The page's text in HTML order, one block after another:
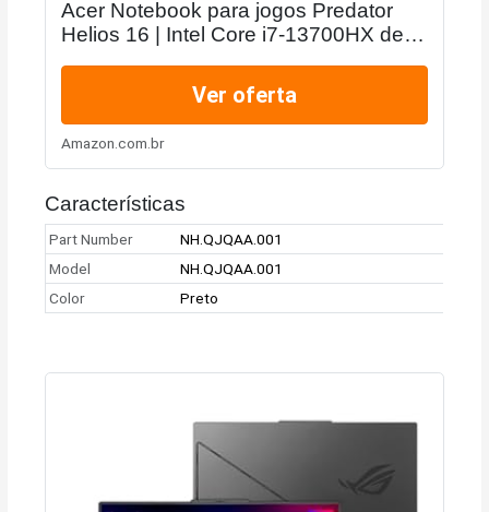
Acer Notebook para jogos Predator
Helios 16 | Intel Core i7-13700HX de
4060 | Tela G-SYNC de 16 polegadas
2560 x 1600 165Hz...
Ver oferta
Amazon.com.br
Características
Part Number
NH.QJQAA.001
Model
NH.QJQAA.001
Color
Preto